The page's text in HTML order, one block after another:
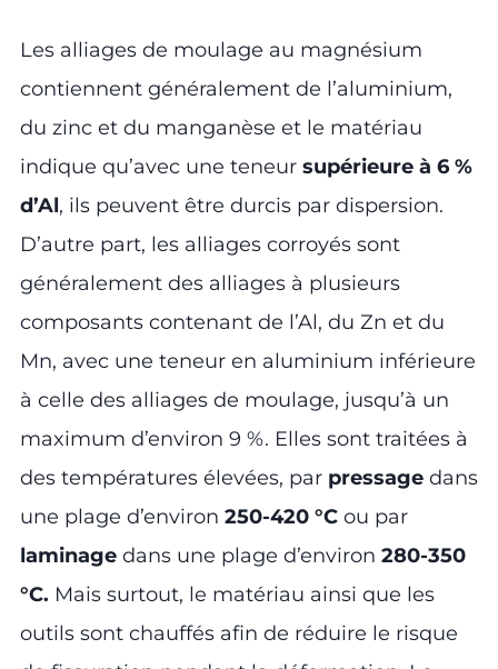
Les alliages de moulage au magnésium
contiennent généralement de l’aluminium,
du zinc et du manganèse et le matériau
indique qu’avec une teneur supérieure à 6 %
d’Al, ils peuvent être durcis par dispersion.
D’autre part, les alliages corroyés sont
généralement des alliages à plusieurs
composants contenant de l’Al, du Zn et du
Mn, avec une teneur en aluminium inférieure
à celle des alliages de moulage, jusqu’à un
maximum d’environ 9 %. Elles sont traitées à
des températures élevées, par pressage dans
une plage d’environ 250-420 °C ou par
laminage dans une plage d’environ 280-350
°C. Mais surtout, le matériau ainsi que les
outils sont chauffés afin de réduire le risque